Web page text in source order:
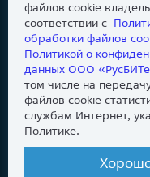
файлов cookie
соответствии с
обработки файлов
Политикой о
данных ООО
том числе на
файлов cookie
службам Интернет,
Политике.